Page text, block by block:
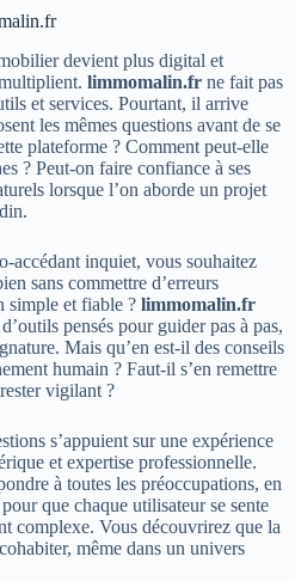
devient plus digital et
limmomalin.fr ne fait pas
et services. Pourtant, il arrive
les mêmes questions avant de se
plateforme ? Comment peut-elle
? Peut-on faire confiance à ses
lorsque l’on aborde un projet
accédant inquiet, vous souhaitez
sans commettre d’erreurs
simple et fiable ? limmomalin.fr
pensés pour guider pas à pas,
Mais qu’en est-il des conseils
humain ? Faut-il s’en remettre
vigilant ?
s’appuient sur une expérience
et expertise professionnelle.
à toutes les préoccupations, en
que chaque utilisateur se sente
complexe. Vous découvrirez que la
même dans un univers